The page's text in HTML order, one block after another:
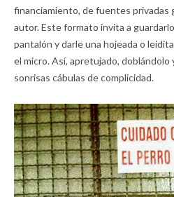
financiamiento, de fuentes privadas
autor. Este formato invita a
pantalón y darle una hojeada o
el micro. Así, apretujado, doblándolo
sonrisas cábulas de complicidad.